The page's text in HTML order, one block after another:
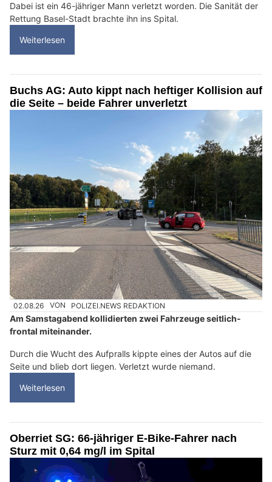
Dabei ist ein 46-jähriger Mann verletzt worden. Die Sanität der
Rettung Basel-Stadt brachte ihn ins Spital.
Weiterlesen
Buchs AG: Auto kippt nach heftiger Kollision auf
die Seite – beide Fahrer unverletzt
02.08.26 VON POLIZEI.NEWS REDAKTION
Am Samstagabend kollidierten zwei Fahrzeuge seitlich-
frontal miteinander.
Durch die Wucht des Aufpralls kippte eines der Autos auf die
Seite und blieb dort liegen. Verletzt wurde niemand.
Weiterlesen
Oberriet SG: 66-jähriger E-Bike-Fahrer nach
Sturz mit 0,64 mg/l im Spital